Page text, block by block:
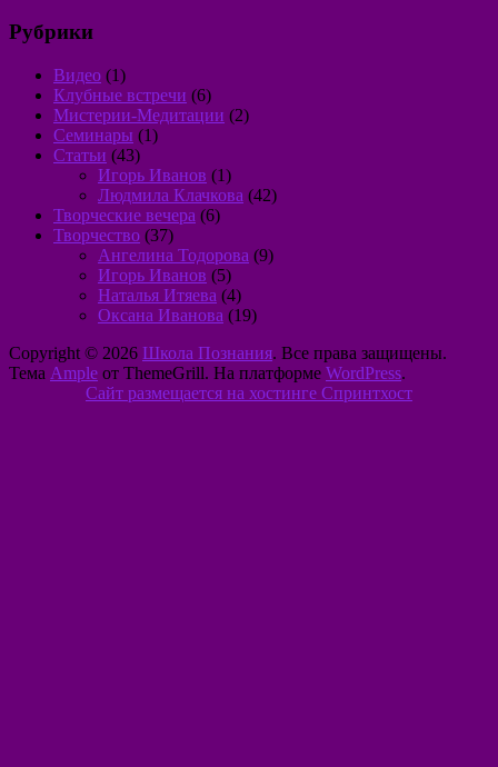
Рубрики
Видео (1)
Клубные встречи (6)
Мистерии-Медитации (2)
Семинары (1)
Статьи (43)
Игорь Иванов (1)
Людмила Клачкова (42)
Творческие вечера (6)
Творчество (37)
Ангелина Тодорова (9)
Игорь Иванов (5)
Наталья Итяева (4)
Оксана Иванова (19)
Copyright © 2026 Школа Познания. Все права защищены.
Тема Ample от ThemeGrill. На платформе WordPress.
Сайт размещается на хостинге Спринтхост